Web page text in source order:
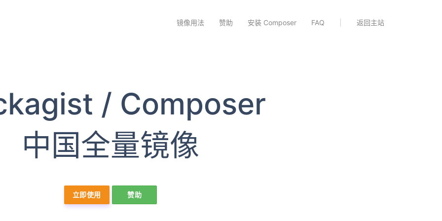
镜像用法 赞助 安装 Composer FAQ 返回主站
/ Composer
中国全量镜像
立即使用 赞助